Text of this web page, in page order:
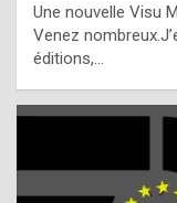
Une nouvelle Visu
Venez
éditions,…